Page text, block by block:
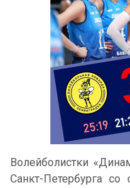
Волейболистки
Санкт-Петербурга